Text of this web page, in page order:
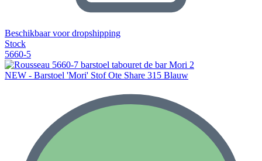
Beschikbaar voor dropshipping
Stock
5660-5
NEW - Barstoel 'Mori' Stof Ote Share 315 Blauw